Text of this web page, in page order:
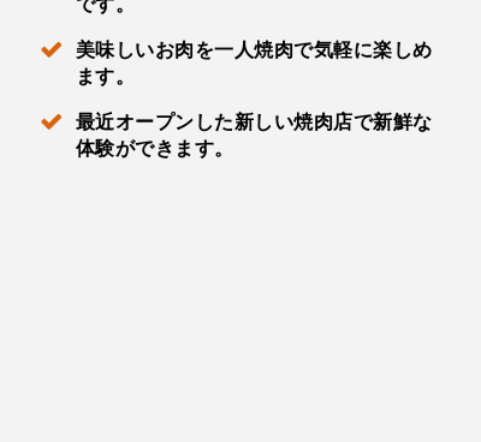
です。
美味しいお肉を一人焼肉で気軽に楽しめ
ます。
最近オープンした新しい焼肉店で新鮮な
体験ができます。